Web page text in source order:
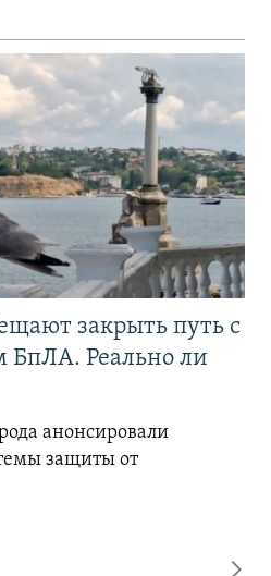
закрыть путь с
БпЛА. Реально ли
анонсировали
защиты от